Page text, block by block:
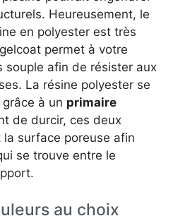
Heureusement, le
en polyester est très
permet à votre
souple afin de résister aux
La résine polyester se
à un primaire
de durcir, ces deux
surface poreuse afin
se trouve entre le
au choix